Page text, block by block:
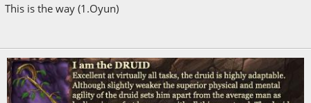
This is the way (1.Oyun)